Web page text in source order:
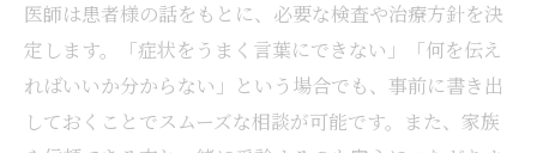
医師は患者様の話をもとに、必要な検査や治療方針を決
定します。「症状をうまく言葉にできない」「何を伝え
ればいいか分からない」という場合でも、事前に書き出
しておくことでスムーズな相談が可能です。また、家族